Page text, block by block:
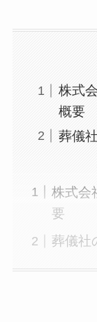
株式
概要
葬儀
株式会
要
葬儀社